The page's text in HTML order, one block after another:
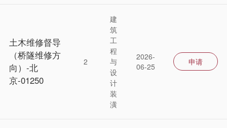
土木维修督导
（桥隧维修方
向）-北
京-01250
2
建
筑
工
程
与
设
计
装
潢
2026-
06-25
申请